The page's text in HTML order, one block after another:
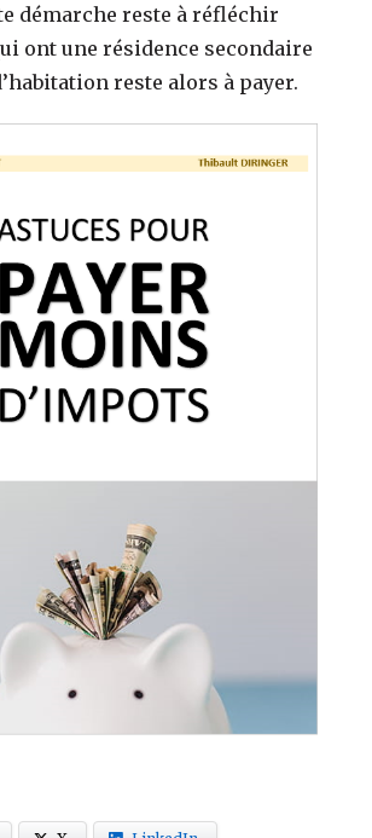
démarche reste à réfléchir
ont une résidence secondaire
reste alors à payer.